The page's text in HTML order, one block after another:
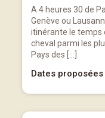
A 4 heures 30 de
Genève ou
itinérante le temps
cheval parmi les
Pays des […]
Dates proposées